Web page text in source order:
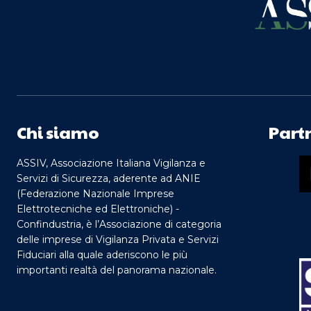
Chi siamo
ASSIV, Associazione Italiana Vigilanza e
Servizi di Sicurezza, aderente ad ANIE
(Federazione Nazionale Imprese
Elettrotecniche ed Elettroniche) -
Confindustria, è l’Associazione di categoria
delle imprese di Vigilanza Privata e Servizi
Fiduciari alla quale aderiscono le più
importanti realtà del panorama nazionale.